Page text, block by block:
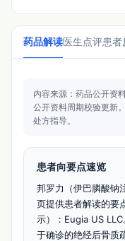
药品解读医生点评患者
内容来源：药品公开资
公开资料周期校验更新。
处方指导。
患者向要点速览
邦罗力（伊巴膦酸钠
页提供患者解读的要
示）：Eugia US
于确诊的绝经后骨质